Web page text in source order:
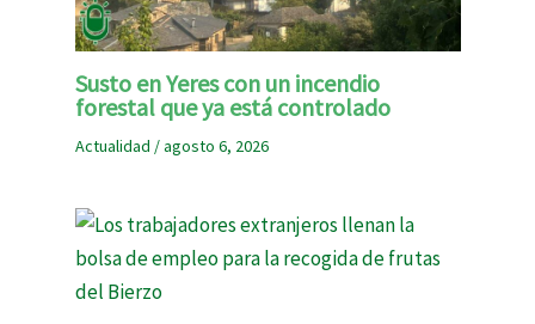
Susto en Yeres con un incendio
forestal que ya está controlado
Actualidad /agosto 6, 2026